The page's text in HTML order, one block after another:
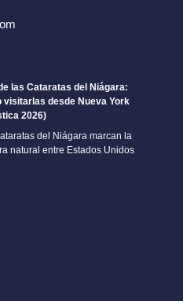
las Cataratas del Niágara:
visitarlas desde Nueva York
2026)
del Niágara marcan la
natural entre Estados Unidos